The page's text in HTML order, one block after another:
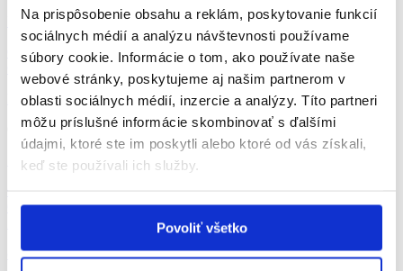
Na prispôsobenie obsahu a reklám, poskytovanie funkcií
sociálnych médií a analýzu návštevnosti používame
súbory cookie. Informácie o tom, ako používate naše
webové stránky, poskytujeme aj našim partnerom v
oblasti sociálnych médií, inzercie a analýzy. Títo partneri
môžu príslušné informácie skombinovať s ďalšími
údajmi, ktoré ste im poskytli alebo ktoré od vás získali,
keď ste používali ich služby.
Povoliť všetko
Ul. SNP 1079/76, 075 01 Trebišov
Oftalmológia
Očná klinika Fakultnej nemocnice Nitra
hatiarova@fnnitra.sk
037/6545960
Špitálska č. 6, 950 01 Nitra
Oftalmológia
Oftalmologické oddelenie Fakultnej nemocnice s poliklinikou Nové
ocne.recepcia@nspnz.sk